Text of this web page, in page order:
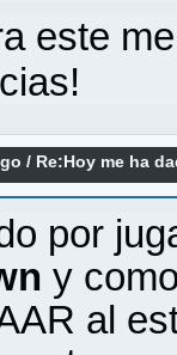
este
/ Re:Hoy me ha
por
y
al